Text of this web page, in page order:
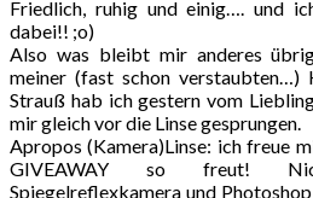
Friedlich, ruhig und einig…. und
dabei!! ;o)
Also was bleibt mir anderes
meiner (fast schon verstaubten…)
Strauß hab ich gestern vom
mir gleich vor die Linse gesprungen.
Apropos (Kamera)Linse: ich freue
GIVEAWAY so freut!
Spiegelreflexkamera und